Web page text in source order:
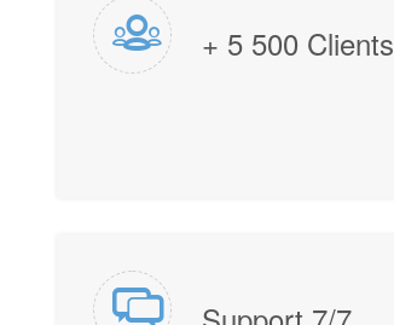
+ 5 500 Clients